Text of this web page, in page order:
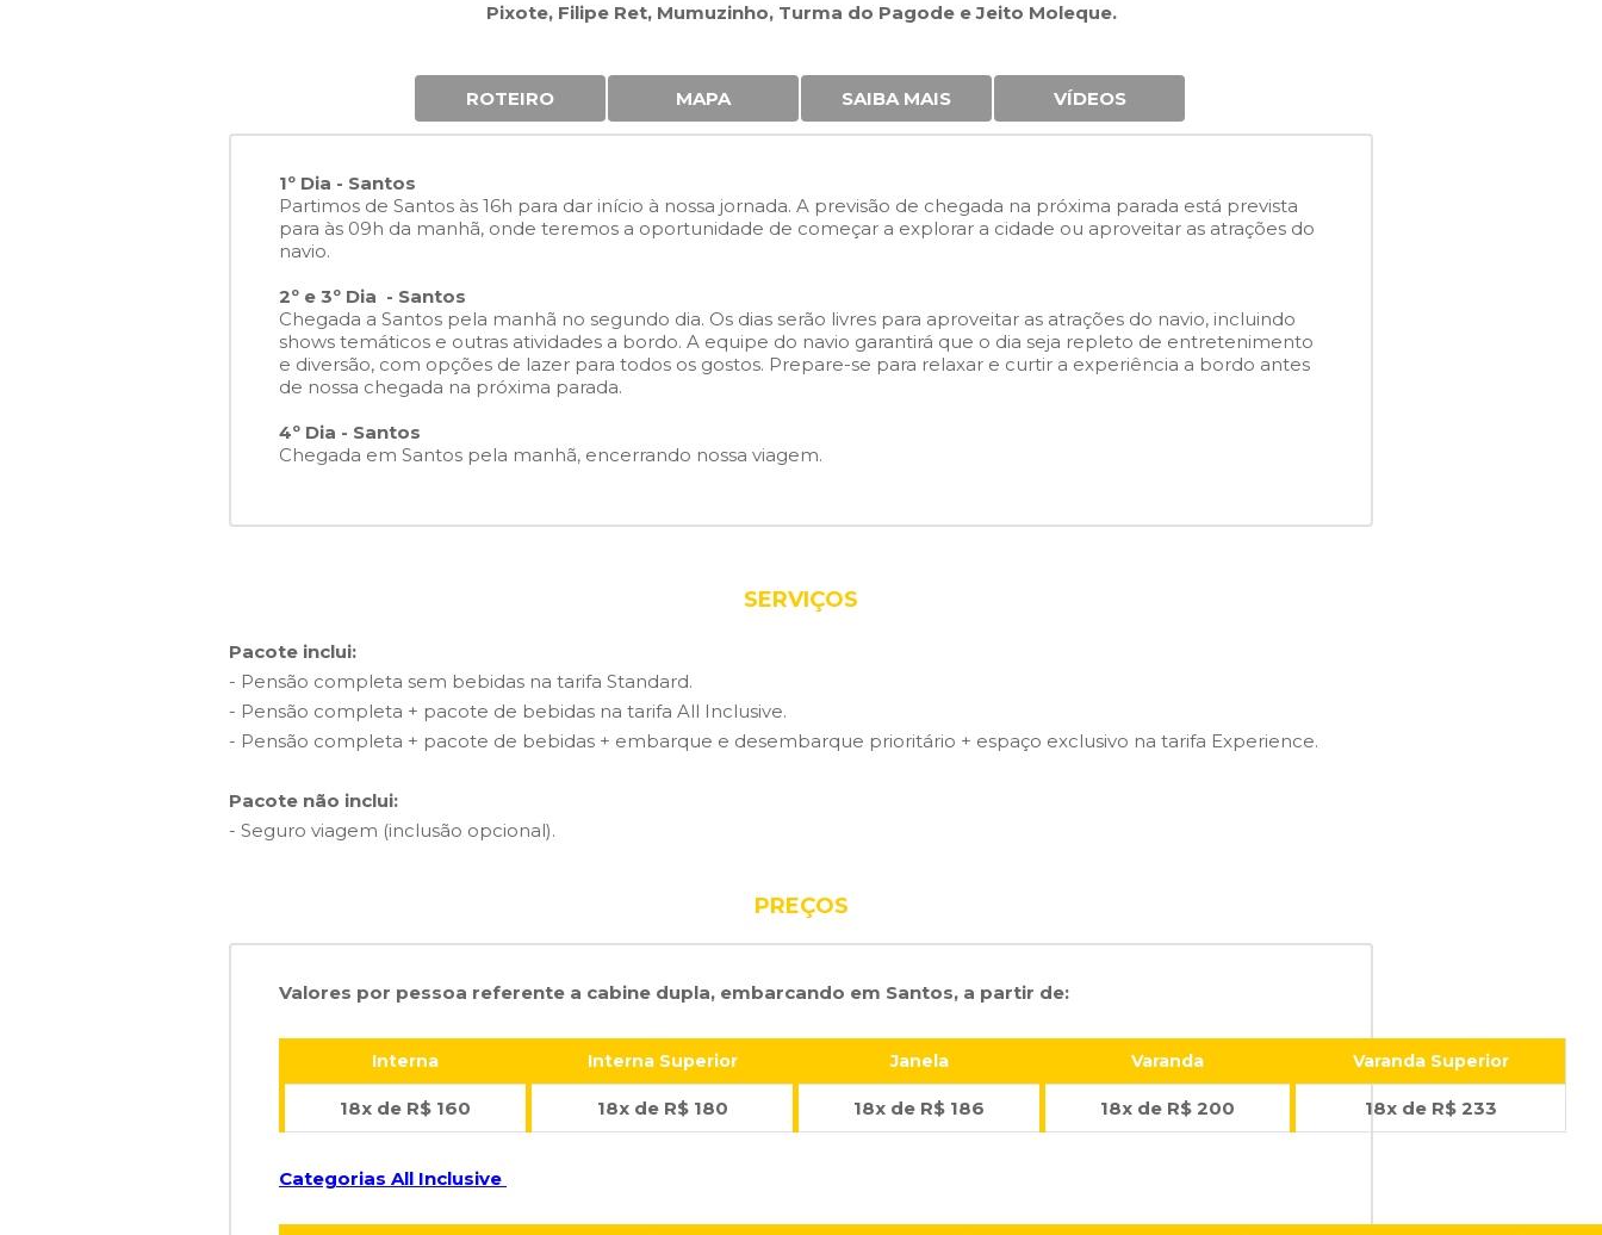
Pixote, Filipe Ret, Mumuzinho, Turma do Pagode e Jeito Moleque.
ROTEIRO MAPA SAIBA MAIS VÍDEOS
1º Dia - Santos
Partimos de Santos às 16h para dar início à nossa jornada. A previsão de chegada na próxima parada está prevista
para às 09h da manhã, onde teremos a oportunidade de começar a explorar a cidade ou aproveitar as atrações do
navio.
2º e 3º Dia - Santos
Chegada a Santos pela manhã no segundo dia. Os dias serão livres para aproveitar as atrações do navio, incluindo
shows temáticos e outras atividades a bordo. A equipe do navio garantirá que o dia seja repleto de entretenimento
e diversão, com opções de lazer para todos os gostos. Prepare-se para relaxar e curtir a experiência a bordo antes
de nossa chegada na próxima parada.
4º Dia - Santos
Chegada em Santos pela manhã, encerrando nossa viagem.
SERVIÇOS
Pacote inclui:
- Pensão completa sem bebidas na tarifa Standard.
- Pensão completa + pacote de bebidas na tarifa All Inclusive.
- Pensão completa + pacote de bebidas + embarque e desembarque prioritário + espaço exclusivo na tarifa Experience.
Pacote não inclui:
- Seguro viagem (inclusão opcional).
PREÇOS
Valores por pessoa referente a cabine dupla, embarcando em Santos, a partir de:
Interna Interna Superior Janela Varanda Varanda Superior
18x de R$ 160 18x de R$ 180 18x de R$ 186 18x de R$ 200 18x de R$ 233
Categorias All Inclusive